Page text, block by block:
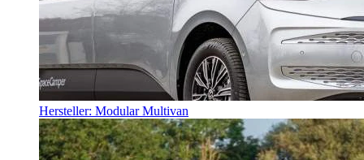
Hersteller: Modular Multivan